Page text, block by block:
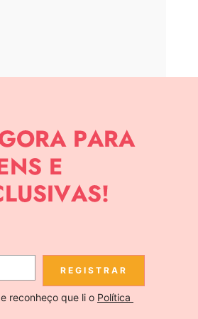
REGISTRAR
e reconheço que li o Política